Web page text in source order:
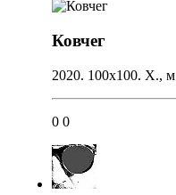
Ковчег
2020. 100х100. Х., м
0 0